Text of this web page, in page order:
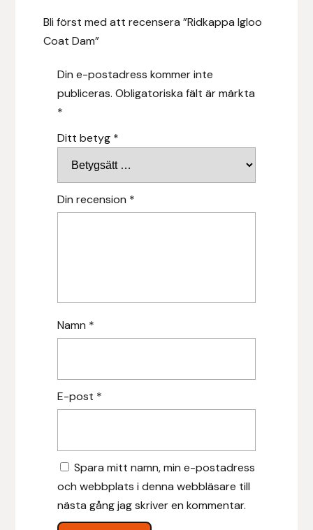
Bli först med att recensera ”Ridkappa Igloo
Coat Dam”
Din e-postadress kommer inte
publiceras. Obligatoriska fält är märkta
*
Ditt betyg *
Din recension *
Namn *
E-post *
Spara mitt namn, min e-postadress
och webbplats i denna webbläsare till
nästa gång jag skriver en kommentar.
Parisol
Pharmakas
Professional’s Choice
Safehorse of Sweden
Sigga Ævars
Sonnenreiter